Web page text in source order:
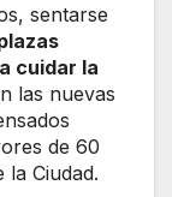
sentarse
cuidar la
las nuevas
de 60
la Ciudad.